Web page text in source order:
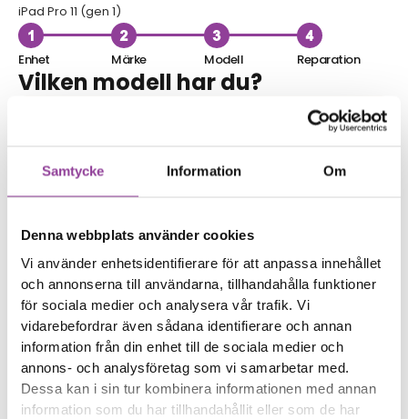
Samtycke Information Om
Denna webbplats använder cookies
Vi använder enhetsidentifierare för att anpassa innehållet
och annonserna till användarna, tillhandahålla funktioner
för sociala medier och analysera vår trafik. Vi
vidarebefordrar även sådana identifierare och annan
information från din enhet till de sociala medier och
annons- och analysföretag som vi samarbetar med.
Dessa kan i sin tur kombinera informationen med annan
information som du har tillhandahållit eller som de har
iPad Pro 11 (gen 1)
Enhet Märke Modell Reparation
Vilken modell har du?
Eller välj reparation
Klicka här
Skärmbyte
Byte av en komplett
skärm
2 899,00 kr
Batteri
Byte av batteri
1 299,00kr
Klicka här
Laddning
iPad Pro 11 (Gen 1)
laddningskontakt
1 499,00kr
Klicka här
Rengöring
iPad Pro 11 (Gen 1)
Rengöring
499,00kr